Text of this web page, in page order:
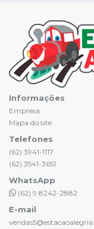
Informações
Empresa
Mapa do site
Telefones
(62) 3941-1117
(62) 3541-3651
WhatsApp
(62) 9 8242-2882
E-mail